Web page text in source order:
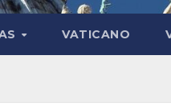
VATICANO